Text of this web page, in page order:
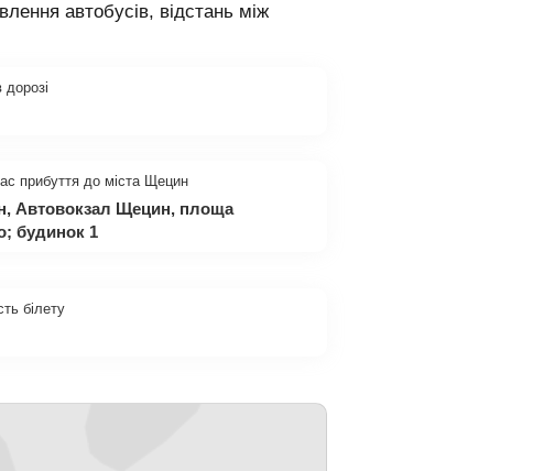
автобусів, відстань між
прибуття до міста Щецин
Автовокзал Щецин, площа
будинок 1
білету